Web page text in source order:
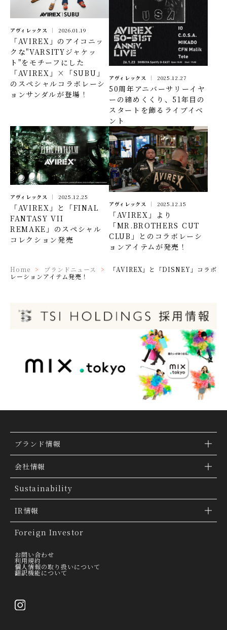
アヴィレックス 2026.01.19
「AVIREX」のアイコニッ
クな"VARSITYジャケッ
ト"をモチーフにした
「AVIREX」×「SUBU」
のスペシャルコラボレーシ
ョンサンダルが登場！
アヴィレックス 2025.12.27
50周年アニバーサリーイヤ
ーの締めくくり、51年目の
スタートを飾るライブイベ
ント
アヴィレックス 2025.12.25
「AVIREX」と「FINAL
FANTASY VII
REMAKE」のスペシャル
コレクション発売
アヴィレックス 2025.12.15
「AVIREX」より
「MR.BROTHERS CUT
CLUB」とのコラボレーシ
ョンアイテムが発売！
Home ブランドニュース
「AVIREX」と「DISNEY」コラボ
レーションアイテム発売！
ブランド情報
ブランド検索
ブランドトピックス
「ファッションの力を信じよう」
THE MOVIE
会社情報
TSI トピックス
会社概要
会社沿革
グループ会社
経営理念
採用情報
Sustainability
IR情報
IR情報
IR トピックス
IRライブラリー
Foreign Investor
お問い合わせ
利用規約
個人情報の取り扱いについて
翻訳機能について